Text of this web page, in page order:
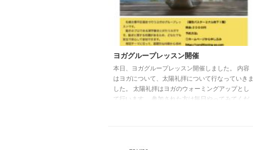
ヨガグループレッスン開催
本日、ヨガグループレッスン開催しました。 内容
はヨガについて、太陽礼拝について行なっていきま
した。 太陽礼拝はヨガのウォーミングアップとし
て行います。 参加された方は毎日やってみてくだ